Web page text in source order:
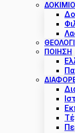
ΔΟΚΊΜΙΟ
ΠΟΙΗΣΗ